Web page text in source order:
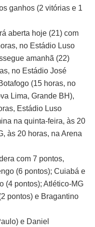
ganhos (2 vitórias e 1
aberta hoje (21) com
no Estádio Luso
amanhã (22)
no Estádio José
(15 horas, no
Lima, Grande BH),
Estádio Luso
na quinta-feira, às 20
às 20 horas, na Arena
com 7 pontos,
(6 pontos); Cuiabá e
(4 pontos); Atlético-MG
pontos) e Bragantino
e Daniel